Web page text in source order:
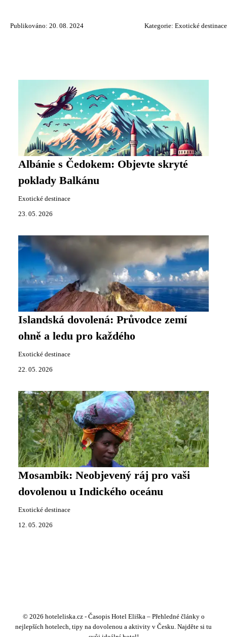
Publikováno: 20. 08. 2024 Kategorie: Exotické destinace
Albánie s Čedokem: Objevte skryté
poklady Balkánu
Exotické destinace
23. 05. 2026
Islandská dovolená: Průvodce zemí
ohně a ledu pro každého
Exotické destinace
22. 05. 2026
Mosambik: Neobjevený ráj pro vaši
dovolenou u Indického oceánu
Exotické destinace
12. 05. 2026
© 2026 hoteleliska.cz - Časopis Hotel Eliška – Přehledné články o
nejlepších hotelech, tipy na dovolenou a aktivity v Česku. Najděte si tu